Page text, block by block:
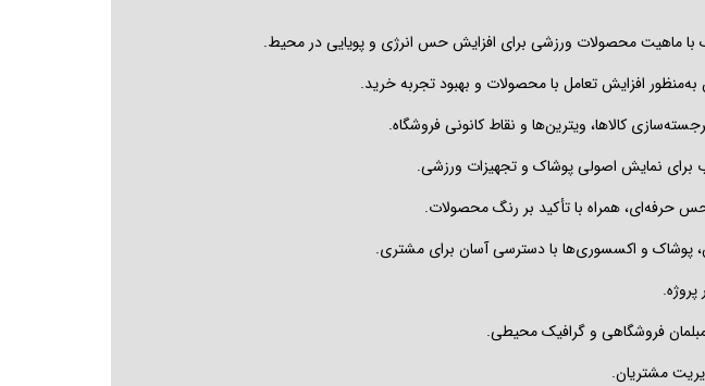
با ماهیت محصولات ورزشی برای افزایش حس انرژی و پویایی در محیط.
افزایش تعامل با محصولات و بهبود تجربه خرید.
کالاها، ویترین‌ها و نقاط کانونی فروشگاه.
برای نمایش اصولی پوشاک و تجهیزات ورزشی.
حرفه‌ای، همراه با تأکید بر رنگ محصولات.
و اکسسوری‌ها با دسترسی آسان برای مشتری.
فروشگاهی و گرافیک محیطی.
مشتریان.